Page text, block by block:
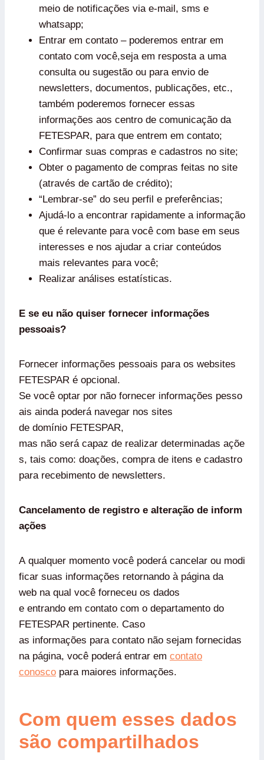
meio de notificações via e-mail, sms e
whatsapp;
Entrar em contato – poderemos entrar em
contato com você,seja em resposta a uma
consulta ou sugestão ou para envio de
newsletters, documentos, publicações, etc.,
também poderemos fornecer essas
informações aos centro de comunicação da
FETESPAR, para que entrem em contato;
Confirmar suas compras e cadastros no site;
Obter o pagamento de compras feitas no site
(através de cartão de crédito);
“Lembrar-se” do seu perfil e preferências;
Ajudá-lo a encontrar rapidamente a informação
que é relevante para você com base em seus
interesses e nos ajudar a criar conteúdos
mais relevantes para você;
Realizar análises estatísticas.
E se eu não quiser fornecer informações
pessoais?
Fornecer informações pessoais para os websites
FETESPAR é opcional.
Se você optar por não fornecer informações pesso
ais ainda poderá navegar nos sites
de domínio FETESPAR,
mas não será capaz de realizar determinadas açõe
s, tais como: doações, compra de itens e cadastro
para recebimento de newsletters.
Cancelamento de registro e alteração de inform
ações
A qualquer momento você poderá cancelar ou modi
ficar suas informações retornando à página da
web na qual você forneceu os dados
e entrando em contato com o departamento do
FETESPAR pertinente. Caso
as informações para contato não sejam fornecidas
na página, você poderá entrar em contato
conosco para maiores informações.
Com quem esses dados
são compartilhados